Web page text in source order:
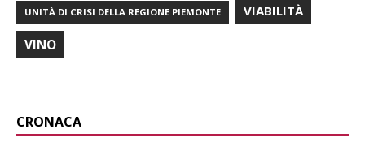
UNITÀ DI CRISI DELLA REGIONE PIEMONTE VIABILITÀ
VINO
CRONACA